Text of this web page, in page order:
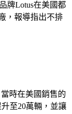
牌Lotus在美國都
，報導指出不排
時在美國銷售的
至20萬輛，並讓